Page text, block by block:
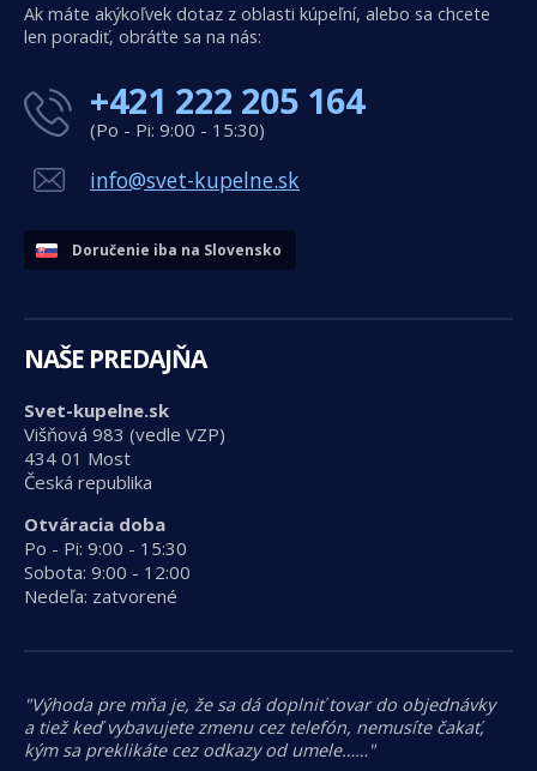
Ak máte akýkoľvek dotaz z oblasti kúpeľní, alebo sa chcete
len poradiť, obráťte sa na nás:
+421 222 205 164
(Po - Pi: 9:00 - 15:30)
info@svet-kupelne.sk
Doručenie iba na Slovensko
NAŠE PREDAJŇA
Svet-kupelne.sk
Višňová 983 (vedle VZP)
434 01 Most
Česká republika
Otváracia doba
Po - Pi: 9:00 - 15:30
Sobota: 9:00 - 12:00
Nedeľa: zatvorené
"Výhoda pre mňa je, že sa dá doplniť tovar do objednávky
a tiež keď vybavujete zmenu cez telefón, nemusíte čakať,
kým sa preklikáte cez odkazy od umele……"